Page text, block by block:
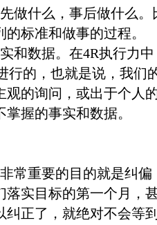
做什么，事后做什么
标准和做事的过程。
和数据。在4R执行力
行的，也就是说，我们
观的询问，或出于个人
握的事实和数据。
常重要的目的就是纠
落实目标的第一个月，
纠正了，就绝对不会等